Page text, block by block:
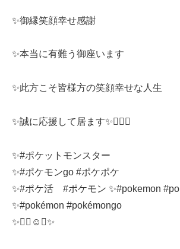
✨御縁笑顔幸せ感謝
✨本当に有難う御座います
✨此方こそ皆様方の笑顔幸せな人生
✨誠に応援して居ます✨❤️‍🔥🥰
✨#ポケットモンスター
✨#ポケモンgo #ポケポケ
✨#ポケ活 #ポケモン ✨#pokemon
✨#pokémon #pokémongo
✨❤️‍🔥☺️🥰✨